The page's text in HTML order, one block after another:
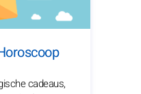
cadeaus,